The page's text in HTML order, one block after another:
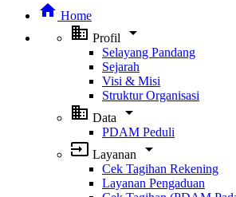
home Home
business Profil arrow_drop_down
Selayang Pandang
Sejarah
Visi & Misi
Struktur Organisasi
business Data arrow_drop_down
PDAM Peduli
input Layanan arrow_drop_down
Cek Tagihan Rekening
Layanan Pengaduan